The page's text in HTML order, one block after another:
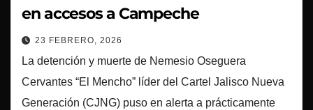
en accesos a Campeche
23 FEBRERO, 2026
La detención y muerte de Nemesio Oseguera
Cervantes “El Mencho” líder del Cartel Jalisco Nueva
Generación (CJNG) puso en alerta a prácticamente